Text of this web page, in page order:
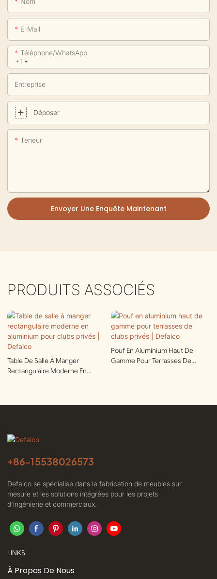
E-Mail
+1
Téléphone/WhatsApp
Entreprise
Déposer
Teneur
Envoyer Une Enquête Maintenant
PRODUITS ASSOCIÉS
Table De Salle À Manger
Rectangulaire Moderne En
Pouf En Aluminium Haut De
Gamme Pour Terrasses De
+86-15538026573
Defaico se spécialise dans la fabrication de meubles sur
mesure et les solutions intégrées pour les projets
d'ingénierie et commerciaux.
LINKS
À Propos De Nous